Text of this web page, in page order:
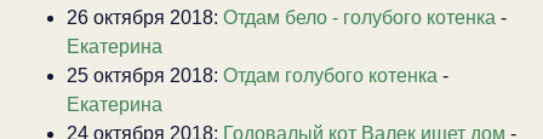
26 октября 2018: Отдам бело - голубого котенка -
Екатерина
25 октября 2018: Отдам голубого котенка -
Екатерина
24 октября 2018: Годовалый кот Валек ищет дом -